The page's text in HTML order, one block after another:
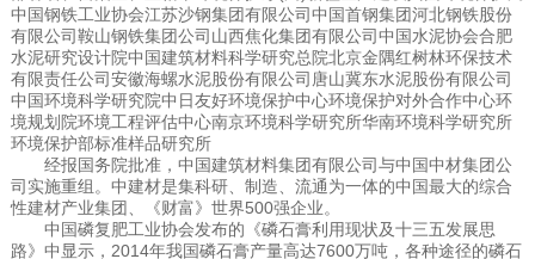
中国钢铁工业协会江苏沙钢集团有限公司中国首钢集团河北钢铁股份
有限公司鞍山钢铁集团公司山西焦化集团有限公司中国水泥协会合肥
水泥研究设计院中国建筑材料科学研究总院北京金隅红树林环保技术
有限责任公司安徽海螺水泥股份有限公司唐山冀东水泥股份有限公司
中国环境科学研究院中日友好环境保护中心环境保护对外合作中心环
境规划院环境工程评估中心南京环境科学研究所华南环境科学研究所
环境保护部标准样品研究所
经报国务院批准，中国建筑材料集团有限公司与中国中材集团公
司实施重组。中建材是集科研、制造、流通为一体的中国最大的综合
性建材产业集团、《财富》世界500强企业。
中国磷复肥工业协会发布的《磷石膏利用现状及十三五发展思
路》中显示，2014年我国磷石膏产量高达7600万吨，各种途径的磷石